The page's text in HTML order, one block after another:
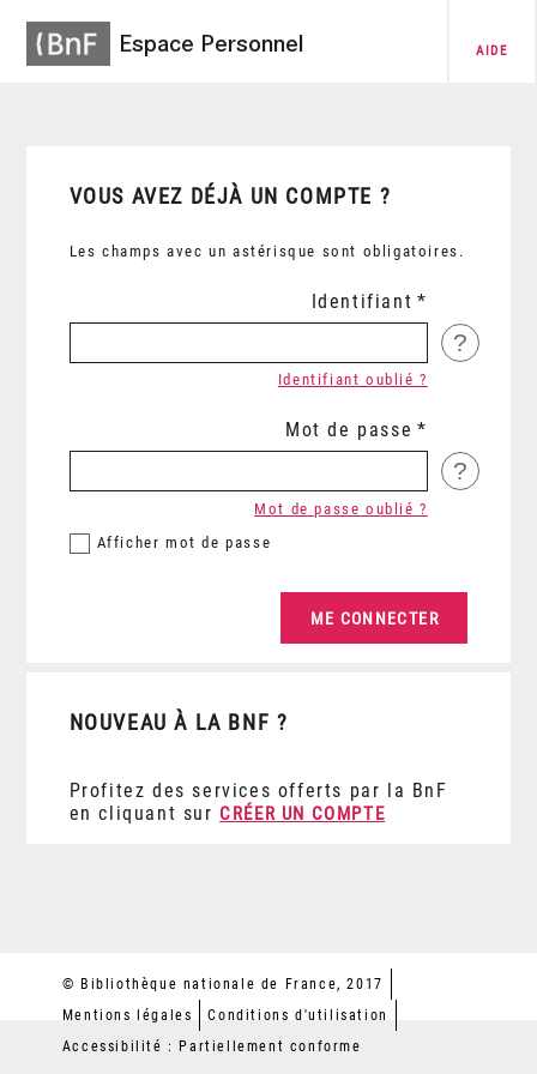
Espace Personnel AIDE
VOUS AVEZ DÉJÀ UN COMPTE ?
Les champs avec un astérisque sont obligatoires.
Identifiant
?
Identifiant oublié ?
Mot de passe
?
Afficher mot de passe
Mot de passe oublié ?
NOUVEAU À LA BNF ?
Profitez des services offerts par la BnF
en cliquant sur CRÉER UN COMPTE
© Bibliothèque nationale de France, 2017
Mentions légales
Conditions d'utilisation
Accessibilité : Partiellement conforme